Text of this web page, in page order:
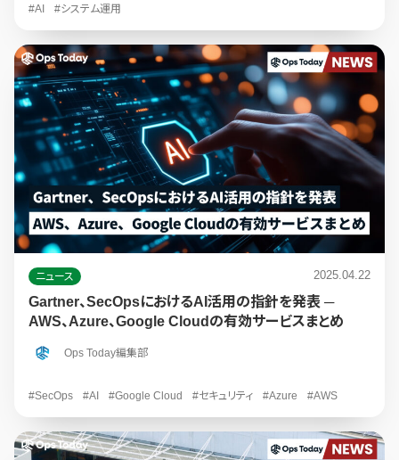
#AI #システム運用
ニュース 2025.04.22
Gartner、SecOpsにおけるAI活用の指針を発表 ─
AWS、Azure、Google Cloudの有効サービスまとめ
Ops Today編集部
#SecOps #AI #Google Cloud #セキュリティ #Azure #AWS